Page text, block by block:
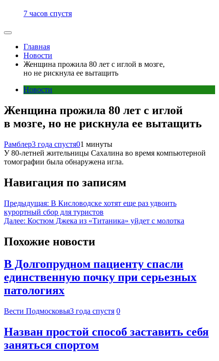
7 часов спустя
Главная
Новости
Женщина прожила 80 лет с иглой в мозге,
но не рискнула ее вытащить
Новости
Женщина прожила 80 лет с иглой
в мозге, но не рискнула ее вытащить
Рамблер3 года спустя01 минуты
У 80-летней жительницы Сахалина во время компьютерной
томографии была обнаружена игла.
Навигация по записям
Предыдущая: В Кисловодске хотят еще раз удвоить
курортный сбор для туристов
Далее: Костюм Джека из «Титаника» уйдет с молотка
Похожие новости
В Долгопрудном пациенту спасли
единственную почку при серьезных
патологиях
Вести Подмосковья3 года спустя 0
Назван простой способ заставить себя
заняться спортом